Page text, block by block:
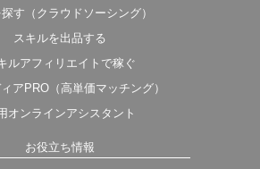
す（クラウドソーシング）
スキルを出品する
ルアフィリエイトで稼ぐ
アPRO（高単価マッチング）
オンラインアシスタント
お役立ち情報